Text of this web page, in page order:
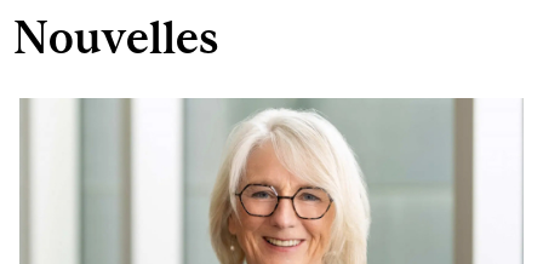
Nouvelles